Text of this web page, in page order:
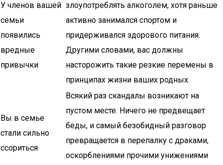
У членов вашей
семьи
появились
вредные
привычки
злоупотреблять алкоголем, хотя раньше
активно занимался спортом и
придерживался здорового питания.
Другими словами, вас должны
насторожить такие резкие перемены в
принципах жизни ваших родных.
Вы в семье
стали сильно
ссориться
Всякий раз скандалы возникают на
пустом месте. Ничего не предвещает
беды, и самый безобидный разговор
превращается в перепалку с драками,
оскорблениями прочими унижениями